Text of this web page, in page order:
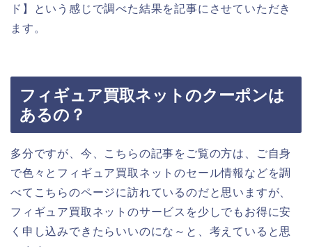
ド】という感じで調べた結果を記事にさせていただき
ます。
フィギュア買取ネットのクーポンは
あるの？
多分ですが、今、こちらの記事をご覧の方は、ご自身
で色々とフィギュア買取ネットのセール情報などを調
べてこちらのページに訪れているのだと思いますが、
フィギュア買取ネットのサービスを少しでもお得に安
く申し込みできたらいいのにな～と、考えていると思